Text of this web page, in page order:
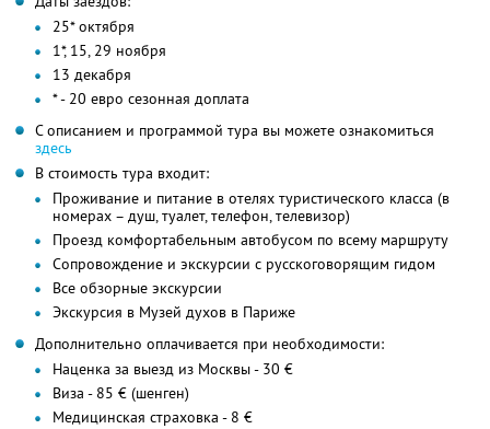
25* октября
1*, 15, 29 ноября
13 декабря
* - 20 евро сезонная доплата
С описанием и программой тура вы можете ознакомиться
здесь
В стоимость тура входит:
Проживание и питание в отелях туристического класса (в
номерах – душ, туалет, телефон, телевизор)
Проезд комфортабельным автобусом по всему маршруту
Сопровождение и экскурсии с русскоговорящим гидом
Все обзорные экскурсии
Экскурсия в Музей духов в Париже
Дополнительно оплачивается при необходимости:
Наценка за выезд из Москвы - 30 €
Виза - 85 € (шенген)
Медицинская страховка - 8 €